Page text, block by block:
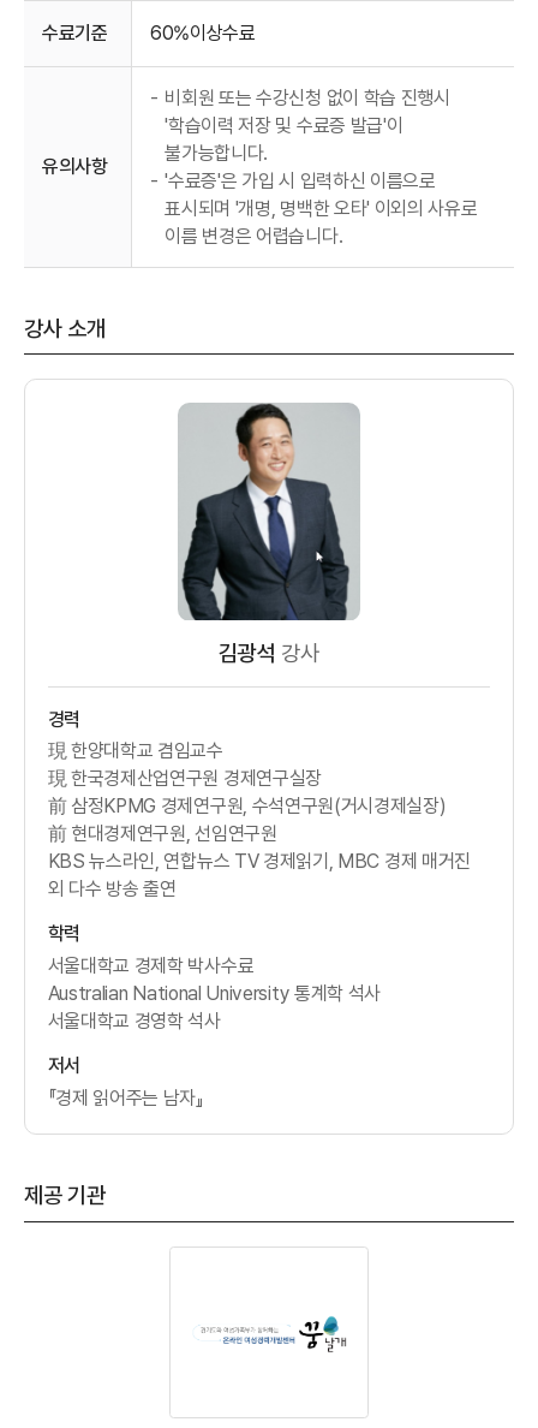
수료기준 60%이상수료
유의사항
- 비회원 또는 수강신청 없이 학습 진행시
'학습이력 저장 및 수료증 발급'이
불가능합니다.
- '수료증'은 가입 시 입력하신 이름으로
표시되며 '개명, 명백한 오타' 이외의 사유로
이름 변경은 어렵습니다.
강사 소개
김광석 강사
경력
現 한양대학교 겸임교수
現 한국경제산업연구원 경제연구실장
前 삼정KPMG 경제연구원, 수석연구원(거시경제실장)
前 현대경제연구원, 선임연구원
KBS 뉴스라인, 연합뉴스 TV 경제읽기, MBC 경제 매거진
외 다수 방송 출연
학력
서울대학교 경제학 박사수료
Australian National University 통계학 석사
서울대학교 경영학 석사
저서
『경제 읽어주는 남자』
제공 기관